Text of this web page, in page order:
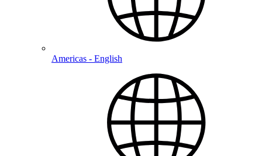
Americas - English